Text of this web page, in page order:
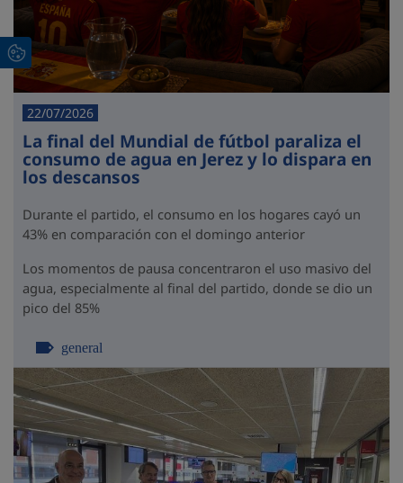
22/07/2026
La final del Mundial de fútbol paraliza el
consumo de agua en Jerez y lo dispara en
los descansos
Durante el partido, el consumo en los hogares cayó un
43% en comparación con el domingo anterior
Los momentos de pausa concentraron el uso masivo del
agua, especialmente al final del partido, donde se dio un
pico del 85%
general